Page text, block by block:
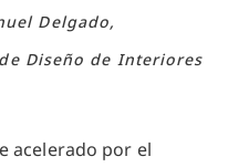
Delgado,
Diseño de Interiores
acelerado por el